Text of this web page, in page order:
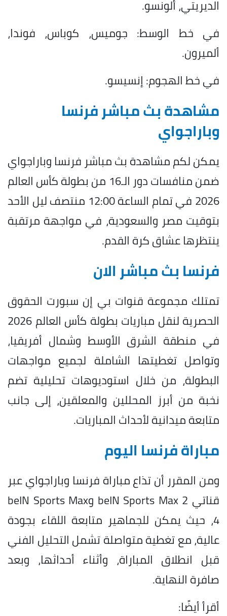
الديريتي، ألونسو.
في خط الوسط: جوميس، كوباس، فوندا،
ألميرون.
في خط الهجوم: إنسيسو.
مشاهدة بث مباشر فرنسا
وباراجواي
يمكن لكم مشاهدة بث مباشر فرنسا وباراجواي
ضمن منافسات دور الـ16 من بطولة كأس العالم
2026 في تمام الساعة 12:00 منتصف ليل الأحد
بتوقيت مصر والسعودية، في مواجهة مرتقبة
ينتظرها عشاق كرة القدم.
فرنسا بث مباشر الان
تمتلك مجموعة قنوات بي إن سبورت الحقوق
الحصرية لنقل مباريات بطولة كأس العالم 2026
في منطقة الشرق الأوسط وشمال أفريقيا،
وتواصل تغطيتها الشاملة لجميع مواجهات
البطولة، من خلال استوديوهات تحليلية تضم
نخبة من أبرز المحللين والمعلقين، إلى جانب
متابعة ميدانية لأحداث المباريات.
مباراة فرنسا اليوم
ومن المقرر أن تذاع مباراة فرنسا وباراجواي عبر
قناتي beIN Sports Max 2 وbeIN Sports Max
4، حيث يمكن للجماهير متابعة اللقاء بجودة
عالية، مع تغطية متواصلة تشمل التحليل الفني
قبل انطلاق المباراة، وأثناء أحداثها، وبعد
صافرة النهاية.
أقرأ أيضًا: